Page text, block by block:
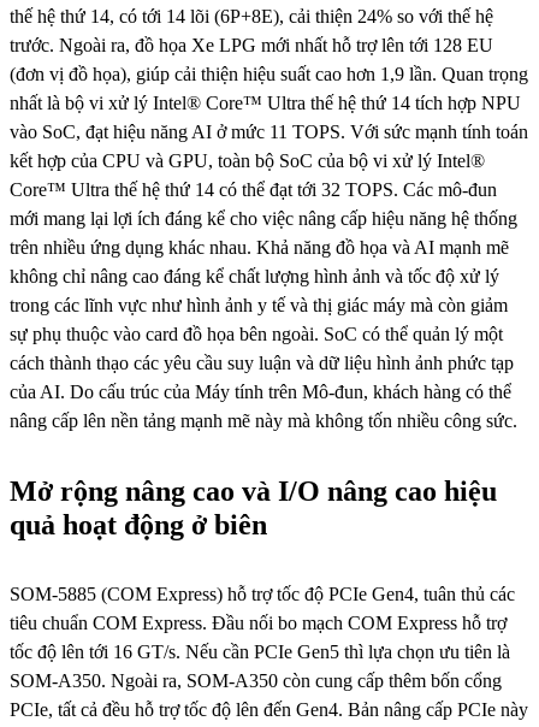
thế hệ thứ 14, có tới 14 lõi (6P+8E), cải thiện 24% so với thế hệ
trước. Ngoài ra, đồ họa Xe LPG mới nhất hỗ trợ lên tới 128 EU
(đơn vị đồ họa), giúp cải thiện hiệu suất cao hơn 1,9 lần. Quan trọng
nhất là bộ vi xử lý Intel® Core™ Ultra thế hệ thứ 14 tích hợp NPU
vào SoC, đạt hiệu năng AI ở mức 11 TOPS. Với sức mạnh tính toán
kết hợp của CPU và GPU, toàn bộ SoC của bộ vi xử lý Intel®
Core™ Ultra thế hệ thứ 14 có thể đạt tới 32 TOPS. Các mô-đun
mới mang lại lợi ích đáng kể cho việc nâng cấp hiệu năng hệ thống
trên nhiều ứng dụng khác nhau. Khả năng đồ họa và AI mạnh mẽ
không chỉ nâng cao đáng kể chất lượng hình ảnh và tốc độ xử lý
trong các lĩnh vực như hình ảnh y tế và thị giác máy mà còn giảm
sự phụ thuộc vào card đồ họa bên ngoài. SoC có thể quản lý một
cách thành thạo các yêu cầu suy luận và dữ liệu hình ảnh phức tạp
của AI. Do cấu trúc của Máy tính trên Mô-đun, khách hàng có thể
nâng cấp lên nền tảng mạnh mẽ này mà không tốn nhiều công sức.
Mở rộng nâng cao và I/O nâng cao hiệu
quả hoạt động ở biên
SOM-5885 (COM Express) hỗ trợ tốc độ PCIe Gen4, tuân thủ các
tiêu chuẩn COM Express. Đầu nối bo mạch COM Express hỗ trợ
tốc độ lên tới 16 GT/s. Nếu cần PCIe Gen5 thì lựa chọn ưu tiên là
SOM-A350. Ngoài ra, SOM-A350 còn cung cấp thêm bốn cổng
PCIe, tất cả đều hỗ trợ tốc độ lên đến Gen4. Bản nâng cấp PCIe này